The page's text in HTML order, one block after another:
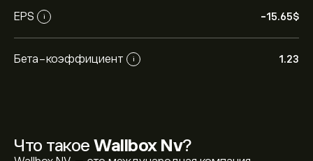
EPS i -15.65‎$‎
Бета-коэффициент i 1.23
Что такое Wallbox Nv?